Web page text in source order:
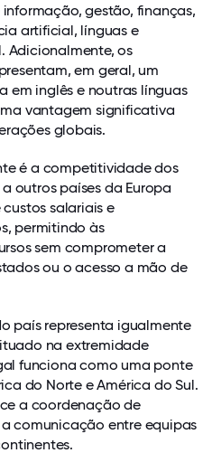
gestão, finanças,
artificial, línguas e
Adicionalmente, os
em geral, um
em inglês e noutras línguas
vantagem significativa
globais.
é a competitividade dos
outros países da Europa
salariais e
permitindo às
sem comprometer a
ou o acesso a mão de
país representa igualmente
na extremidade
funciona como uma ponte
do Norte e América do Sul.
a coordenação de
comunicação entre equipas